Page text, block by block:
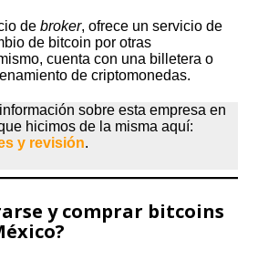
debroker, ofrece un servicio de
de bitcoin por otras
cuenta con una billetera o
de criptomonedas.
sobre esta empresa en
hicimos de la misma aquí:
y revisión.
y comprar bitcoins